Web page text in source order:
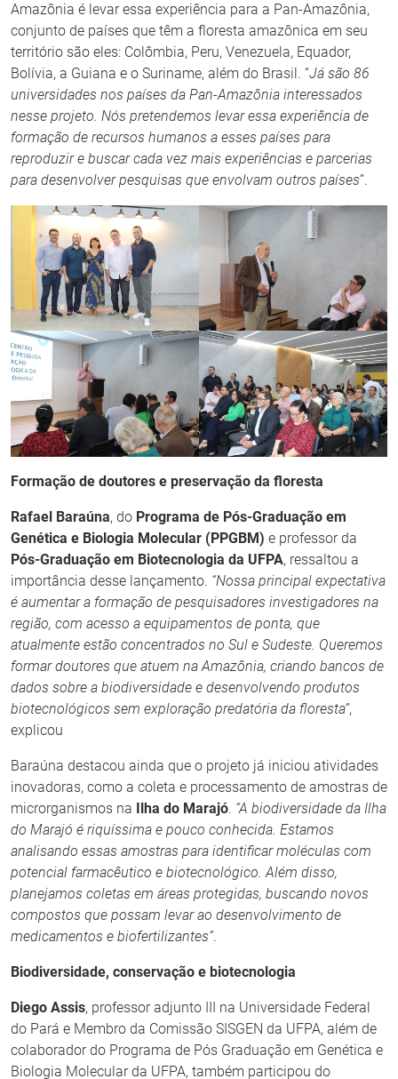
Amazônia é levar essa experiência para a Pan-Amazônia,
conjunto de países que têm a floresta amazônica em seu
território são eles: Colômbia, Peru, Venezuela, Equador,
Bolívia, a Guiana e o Suriname, além do Brasil. “Já são 86
universidades nos países da Pan-Amazônia interessados
nesse projeto. Nós pretendemos levar essa experiência de
formação de recursos humanos a esses países para
reproduzir e buscar cada vez mais experiências e parcerias
para desenvolver pesquisas que envolvam outros países”.
Formação de doutores e preservação da floresta
Rafael Baraúna, do Programa de Pós-Graduação em
Genética e Biologia Molecular (PPGBM) e professor da
Pós-Graduação em Biotecnologia da UFPA, ressaltou a
importância desse lançamento. “Nossa principal expectativa
é aumentar a formação de pesquisadores investigadores na
região, com acesso a equipamentos de ponta, que
atualmente estão concentrados no Sul e Sudeste. Queremos
formar doutores que atuem na Amazônia, criando bancos de
dados sobre a biodiversidade e desenvolvendo produtos
biotecnológicos sem exploração predatória da floresta”,
explicou
Baraúna destacou ainda que o projeto já iniciou atividades
inovadoras, como a coleta e processamento de amostras de
microrganismos na Ilha do Marajó. “A biodiversidade da Ilha
do Marajó é riquíssima e pouco conhecida. Estamos
analisando essas amostras para identificar moléculas com
potencial farmacêutico e biotecnológico. Além disso,
planejamos coletas em áreas protegidas, buscando novos
compostos que possam levar ao desenvolvimento de
medicamentos e biofertilizantes”.
Biodiversidade, conservação e biotecnologia
Diego Assis, professor adjunto III na Universidade Federal
do Pará e Membro da Comissão SISGEN da UFPA, além de
colaborador do Programa de Pós Graduação em Genética e
Biologia Molecular da UFPA, também participou do